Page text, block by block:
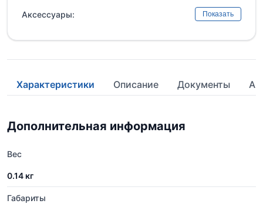
Аксессуары: Показать
Характеристики Описание Документы
Дополнительная информация
Вес
0.14 кг
Габариты